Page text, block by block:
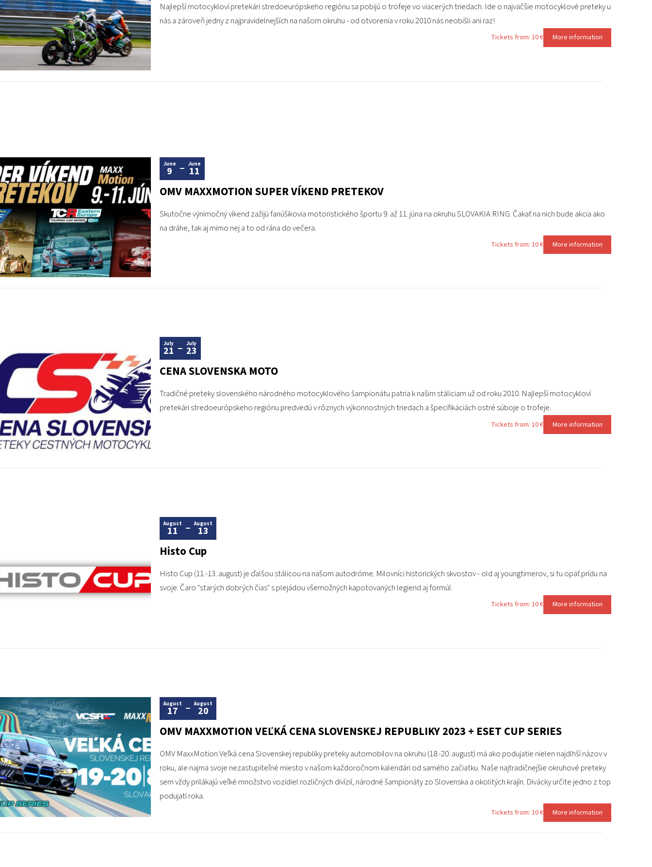
Najlepší motocykloví pretekári stredoeurópskeho regiónu sa pobijú o trofeje vo viacerých triedach. Ide o najväčšie motocyklové preteky u
nás a zároveň jedny z najpravidelnejších na našom okruhu - od otvorenia v roku 2010 nás neobišli ani raz!
Tickets from: 10 € More information
June
9
June
11
OMV MAXXMOTION SUPER VÍKEND PRETEKOV
Skutočne výnimočný víkend zažijú fanúšikovia motoristického športu 9. až 11. júna na okruhu SLOVAKIA RING. Čakať na nich bude akcia ako
na dráhe, tak aj mimo nej a to od rána do večera.
Tickets from: 10 € More information
July
21
July
23
CENA SLOVENSKA MOTO
Tradičné preteky slovenského národného motocyklového šampionátu patria k našim stáliciam už od roku 2010. Najlepší motocykloví
pretekári stredoeurópskeho regiónu predvedú v rôznych výkonnostných triedach a špecifikáciách ostré súboje o trofeje.
Tickets from: 10 € More information
August
11
August
13
Histo Cup
Histo Cup (11.-13. august) je ďalšou stálicou na našom autodróme. Milovníci historických skvostov - old aj youngtimerov, si tu opäť prídu na
svoje. Čaro "starých dobrých čias" s plejádou všemožných kapotovaných legiend aj formúl.
Tickets from: 10 € More information
August
17
August
20
OMV MAXXMOTION VEĽKÁ CENA SLOVENSKEJ REPUBLIKY 2023 + ESET CUP SERIES
OMV MaxxMotion Veľká cena Slovenskej republiky preteky automobilov na okruhu (18.-20. august) má ako podujatie nielen najdlhší názov v
roku, ale najmä svoje nezastupiteľné miesto v našom každoročnom kalendári od samého začiatku. Naše najtradičnejšie okruhové preteky
sem vždy prilákajú veľké množstvo vozidiel rozličných divízií, národné šampionáty zo Slovenska a okolitých krajín. Divácky určite jedno z top
podujatí roka.
Tickets from: 10 € More information